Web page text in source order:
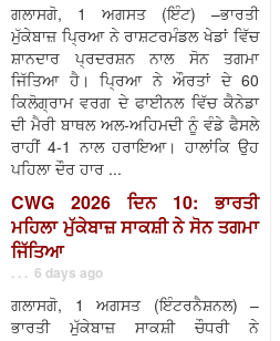
ਗਲਾਸਗੋ, 1 ਅਗਸਤ (ਇੰਟ) –ਭਾਰਤੀ
ਮੁੱਕੇਬਾਜ਼ ਪ੍ਰਿਆ ਨੇ ਰਾਸ਼ਟਰਮੰਡਲ ਖੇਡਾਂ ਵਿੱਚ
ਸ਼ਾਨਦਾਰ ਪ੍ਰਦਰਸ਼ਨ ਨਾਲ ਸੋਨ ਤਗਮਾ
ਜਿੱਤਿਆ ਹੈ। ਪ੍ਰਿਆ ਨੇ ਔਰਤਾਂ ਦੇ 60
ਕਿਲੋਗ੍ਰਾਮ ਵਰਗ ਦੇ ਫਾਈਨਲ ਵਿੱਚ ਕੈਨੇਡਾ
ਦੀ ਮੈਰੀ ਬਾਥਲ ਅਲ-ਅਹਿਮਦੀ ਨੂੰ ਵੰਡੇ ਫੈਸਲੇ
ਰਾਹੀਂ 4-1 ਨਾਲ ਹਰਾਇਆ। ਹਾਲਾਂਕਿ ਉਹ
ਪਹਿਲਾ ਦੌਰ ਹਾਰ ...
CWG 2026 ਦਿਨ 10: ਭਾਰਤੀ
ਮਹਿਲਾ ਮੁੱਕੇਬਾਜ਼ ਸਾਕਸ਼ੀ ਨੇ ਸੋਨ ਤਗਮਾ
ਜਿੱਤਿਆ
. . . 6 days ago
ਗਲਾਸਗੋ, 1 ਅਗਸਤ (ਇੰਟਰਨੈਸ਼ਨਲ) –
ਭਾਰਤੀ ਮੁੱਕੇਬਾਜ਼ ਸਾਕਸ਼ੀ ਚੌਧਰੀ ਨੇ